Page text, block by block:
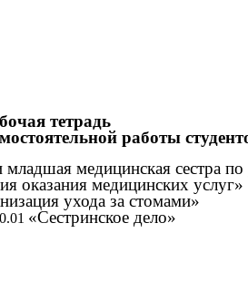
тетрадь
работы
медицинская сестра
оказания медицинских услуг»
ухода за стомами»
«Сестринское дело»